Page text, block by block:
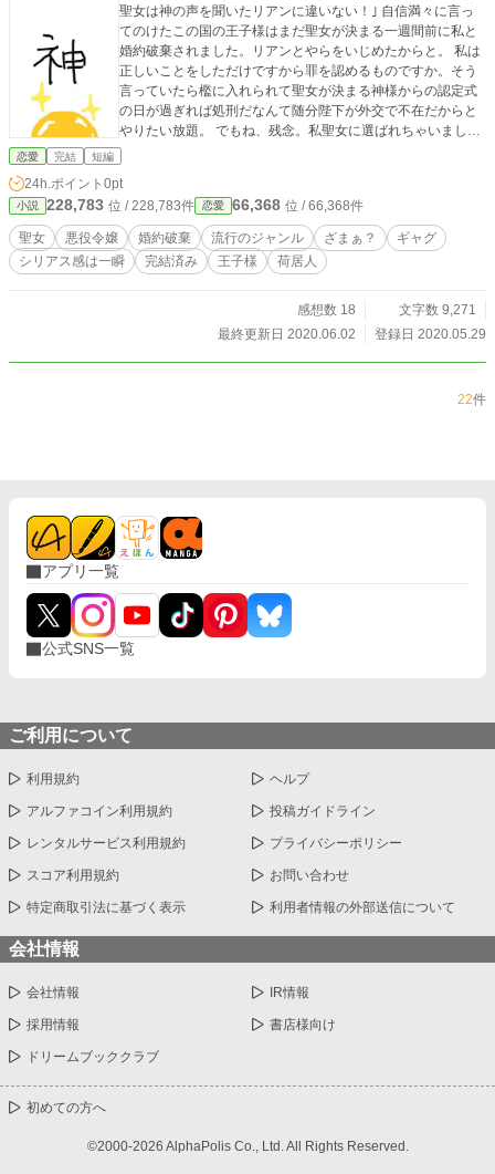
聖女は神の声を聞いたリアンに違いない！｣ 自信満々に言っ
てのけたこの国の王子様はまだ聖女が決まる一週間前に私と
婚約破棄されました。リアンとやらをいじめたからと。 私は
正しいことをしただけですから罪を認めるものですか。そう
言っていたら檻に入れられて聖女が決まる神様からの認定式
の日が過ぎれば処刑だなんて随分陛下が外交で不在だからと
やりたい放題。 でもね、残念。私聖女に選ばれちゃいまし
た。復縁なんてバカなこと許しませんからね？ 最近の聖女婚
き第一段！只今第五弾まで完結！婚約破棄シリーズは荷居人
タグでまとめておりますので荷居人ファン様、荷居人ファン
なりかけ様、荷居人ファン……かもしれない？様は是非シリ
ーズ全て読んでいただければと思います！
恋愛 完結 短編
24h.ポイント 0pt
小説 228,783 位 / 228,783件 恋愛 66,368 位 / 66,368件
聖女 悪役令嬢 婚約破棄 流行のジャンル ざまぁ？
ギャグ
シリアス感は一瞬
完結済み 王子様 荷居人
感想数 18
文字数 9,271
最終更新日 2020.06.02
登録日 2020.05.29
22件
アプリ一覧
公式SNS一覧
ご利用について
利用規約 ヘルプ
アルファコイン利用規約 投稿ガイドライン
レンタルサービス利用規約 プライバシーポリシー
スコア利用規約 お問い合わせ
特定商取引法に基づく表示 利用者情報の外部送信について
会社情報
会社情報 IR情報
採用情報 書店様向け
ドリームブッククラブ
初めての方へ
©2000-2026 AlphaPolis Co., Ltd. All Rights Reserved.